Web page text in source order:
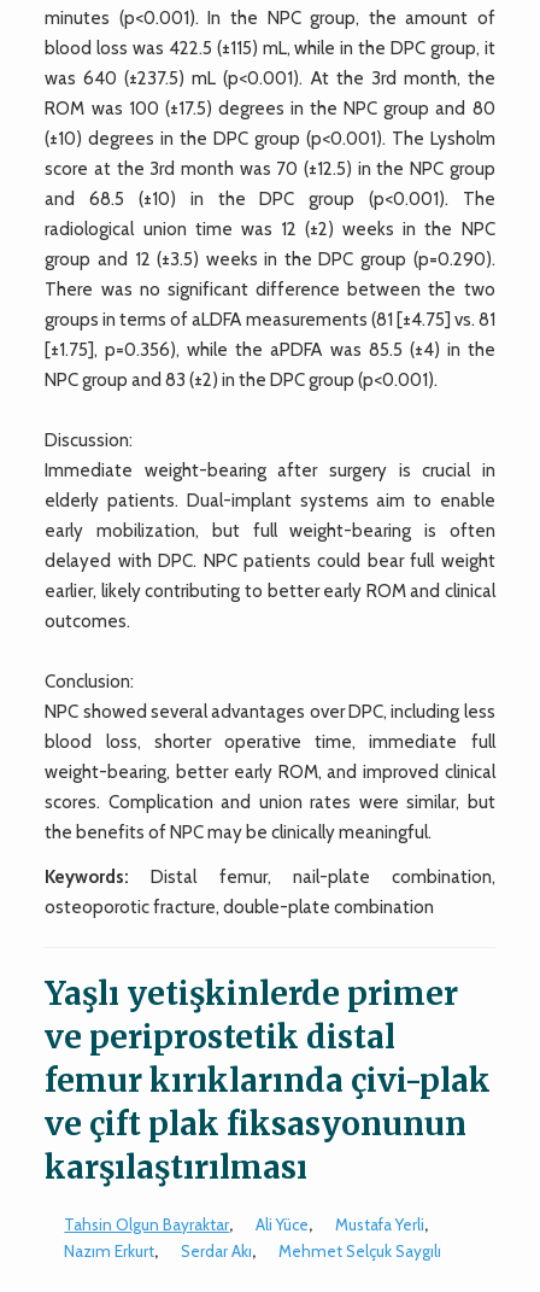
minutes (p<0.001). In the NPC group, the amount of
blood loss was 422.5 (±115) mL, while in the DPC group, it
was 640 (±237.5) mL (p<0.001). At the 3rd month, the
ROM was 100 (±17.5) degrees in the NPC group and 80
(±10) degrees in the DPC group (p<0.001). The Lysholm
score at the 3rd month was 70 (±12.5) in the NPC group
and 68.5 (±10) in the DPC group (p<0.001). The
radiological union time was 12 (±2) weeks in the NPC
group and 12 (±3.5) weeks in the DPC group (p=0.290).
There was no significant difference between the two
groups in terms of aLDFA measurements (81 [±4.75] vs. 81
[±1.75], p=0.356), while the aPDFA was 85.5 (±4) in the
NPC group and 83 (±2) in the DPC group (p<0.001).
Discussion:
Immediate weight-bearing after surgery is crucial in
elderly patients. Dual-implant systems aim to enable
early mobilization, but full weight-bearing is often
delayed with DPC. NPC patients could bear full weight
earlier, likely contributing to better early ROM and clinical
outcomes.
Conclusion:
NPC showed several advantages over DPC, including less
blood loss, shorter operative time, immediate full
weight-bearing, better early ROM, and improved clinical
scores. Complication and union rates were similar, but
the benefits of NPC may be clinically meaningful.
Keywords: Distal femur, nail-plate combination,
osteoporotic fracture, double-plate combination
Yaşlı yetişkinlerde primer
ve periprostetik distal
femur kırıklarında çivi-plak
ve çift plak fiksasyonunun
karşılaştırılması
Tahsin Olgun Bayraktar, Ali Yüce, Mustafa Yerli,
Nazım Erkurt, Serdar Akı, Mehmet Selçuk Saygılı